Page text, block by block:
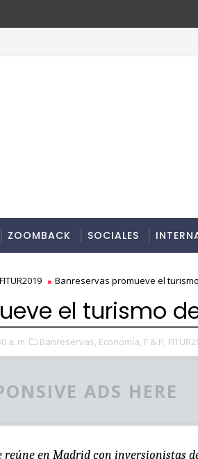
ZOOMBACK SOCIALES
FITUR2019 Banreservas promueve el
el turismo
a. m. Banreservas, Economía, F & P,
ADS HERE
reúne en Madrid con inversionistas